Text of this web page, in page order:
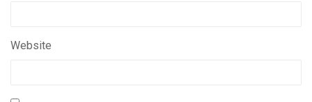
Website